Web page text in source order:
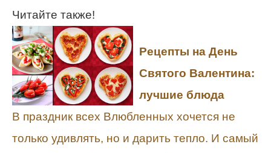
Читайте также!
Рецепты на День
Святого Валентина:
лучшие блюда
В праздник всех Влюбленных хочется не
только удивлять, но и дарить тепло. И самый